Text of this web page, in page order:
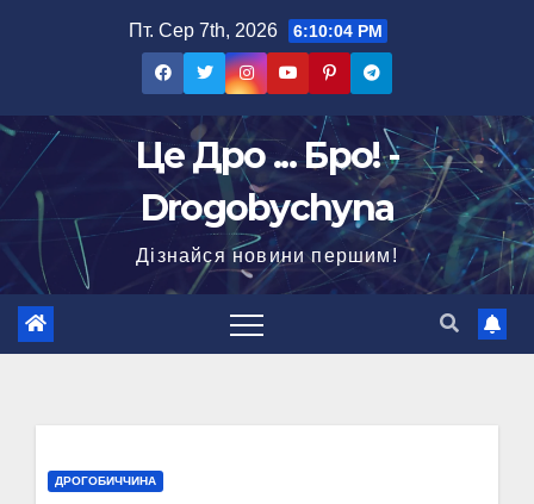
Пт. Сер 7th, 2026 6:10:05 PM
Це Дро ... Бро! -
Drogobychyna
Дізнайся новини першим!
ДРОГОБИЧЧИНА